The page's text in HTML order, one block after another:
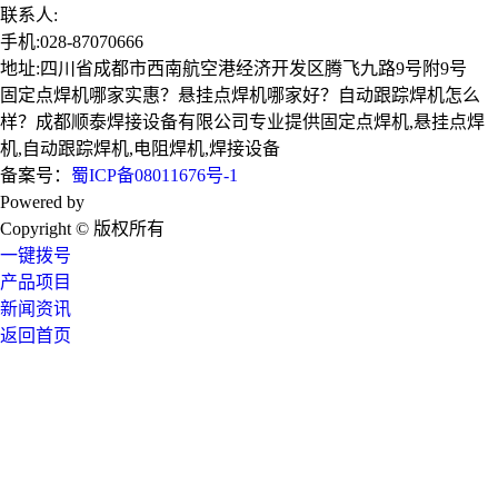
联系人:
手机:028-87070666
地址:四川省成都市西南航空港经济开发区腾飞九路9号附9号
固定点焊机哪家实惠？悬挂点焊机哪家好？自动跟踪焊机怎么
样？成都顺泰焊接设备有限公司专业提供固定点焊机,悬挂点焊
机,自动跟踪焊机,电阻焊机,焊接设备
备案号： 蜀ICP备08011676号-1
Powered by
Copyright © 版权所有
一键拨号
产品项目
新闻资讯
返回首页